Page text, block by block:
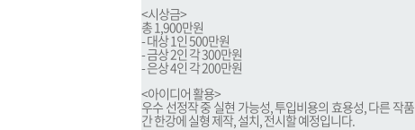
<시상금>
총 1,900만원
- 대상 1인 500만원
- 금상 2인 각 300만원
- 은상 4인 각 200만원
<아이디어 활용>
우수 선정작 중 실현 가능성, 투입비용의 효용성, 다른 작
간 한강에 실형 제작, 설치, 전시할 예정입니다.